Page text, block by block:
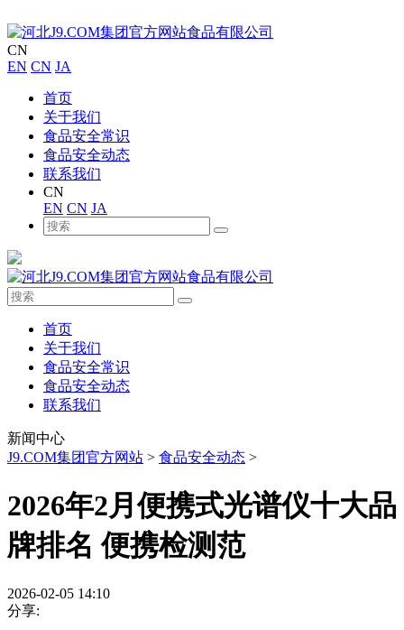
CN
EN CN JA
首页
关于我们
食品安全常识
食品安全动态
联系我们
CN
EN CN JA
首页
关于我们
食品安全常识
食品安全动态
联系我们
新闻中心
J9.COM集团官方网站 > 食品安全动态 >
2026年2月便携式光谱仪十大品
牌排名 便携检测范
2026-02-05 14:10
分享: